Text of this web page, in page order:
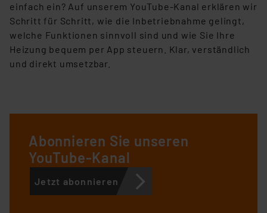
einfach ein? Auf unserem YouTube-Kanal erklären wir
Schritt für Schritt, wie die Inbetriebnahme gelingt,
welche Funktionen sinnvoll sind und wie Sie Ihre
Heizung bequem per App steuern. Klar, verständlich
und direkt umsetzbar.
Abonnieren Sie unseren
YouTube-Kanal
Jetzt abonnieren